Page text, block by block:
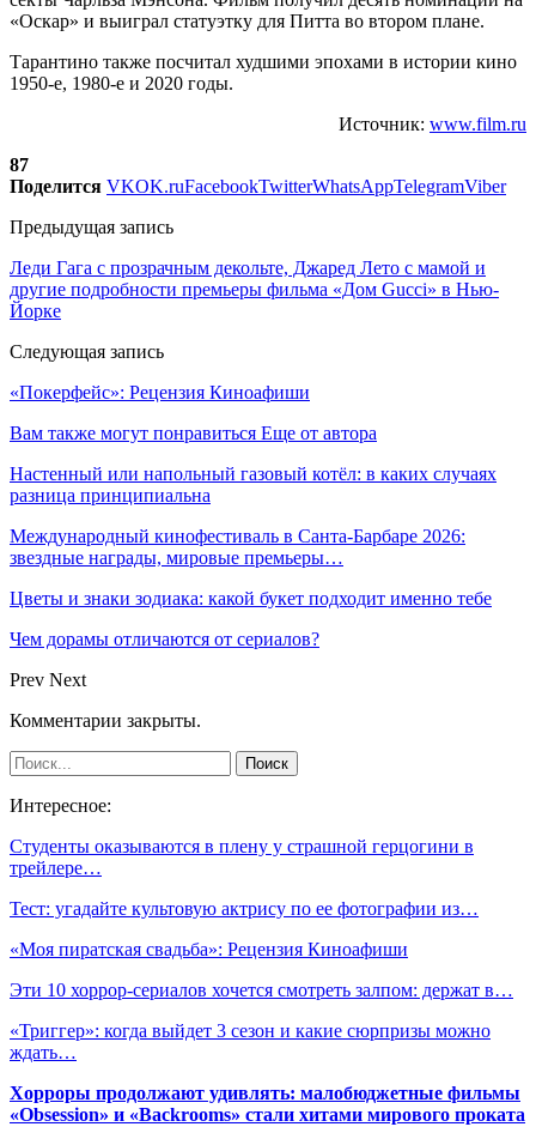
«Оскар» и выиграл статуэтку для Питта во втором плане.
Тарантино также посчитал худшими эпохами в истории кино
1950-е, 1980-е и 2020 годы.
Источник: www.film.ru
87
Поделится VKOK.ruFacebookTwitterWhatsAppTelegramViber
Предыдущая запись
Леди Гага с прозрачным декольте, Джаред Лето с мамой и
другие подробности премьеры фильма «Дом Gucci» в Нью-
Йорке
Следующая запись
«Покерфейс»: Рецензия Киноафиши
Вам также могут понравиться Еще от автора
Настенный или напольный газовый котёл: в каких случаях
разница принципиальна
Международный кинофестиваль в Санта-Барбаре 2026:
звездные награды, мировые премьеры…
Цветы и знаки зодиака: какой букет подходит именно тебе
Чем дорамы отличаются от сериалов?
Prev Next
Комментарии закрыты.
Интересное:
Студенты оказываются в плену у страшной герцогини в
трейлере…
Тест: угадайте культовую актрису по ее фотографии из…
«Моя пиратская свадьба»: Рецензия Киноафиши
Эти 10 хоррор-сериалов хочется смотреть залпом: держат в…
«Триггер»: когда выйдет 3 сезон и какие сюрпризы можно
ждать…
Хорроры продолжают удивлять: малобюджетные фильмы
«Obsession» и «Backrooms» стали хитами мирового проката